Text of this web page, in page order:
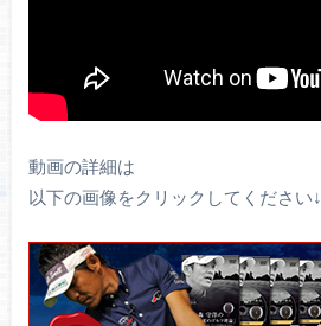
動画の詳細は
以下の画像をクリックしてください↓